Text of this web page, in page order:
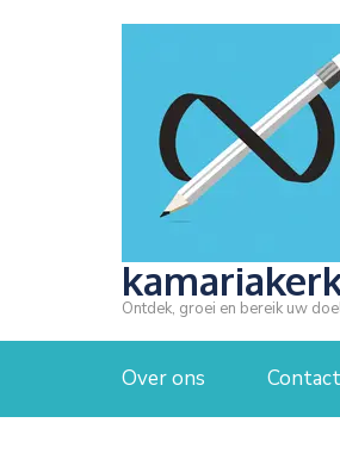
Ontdek, groei en bereik uw
Over ons Contact